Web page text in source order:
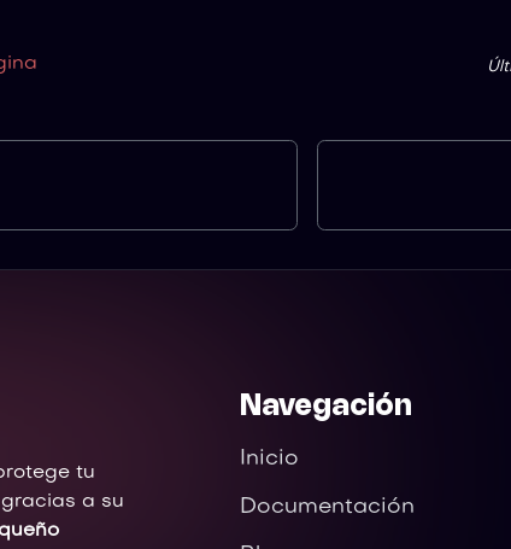
tu
a su
Navegación
Inicio
Documentación